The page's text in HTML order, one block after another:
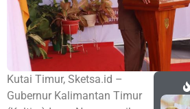
Kutai Timur, Sketsa.id –
Gubernur Kalimantan Timur